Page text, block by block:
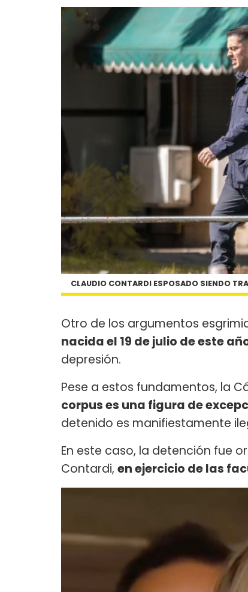
CLAUDIO CONTARDI ESPOSADO SIENDO
Otro de los argumentos
nacida el 19 de julio de este
depresión.
Pese a estos fundamentos, la
corpus es una figura de
detenido es manifiestamente
En este caso, la detención fue
Contardi, en ejercicio de las